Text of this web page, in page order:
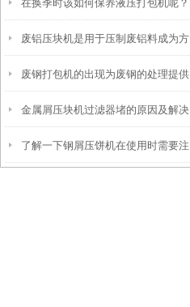
在换季时该如何保养液压打包机呢？
废铝压块机是用于压制废铝料成为方
形或圆柱形块状物的设备
废钢打包机的出现为废钢的处理提供
了便捷和高效的解决方案
金属屑压块机过滤器堵的原因及解决
方法
了解一下钢屑压饼机在使用时需要注